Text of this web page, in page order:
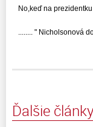
No,keď na
........ " Nicholsonová
Ďalšie